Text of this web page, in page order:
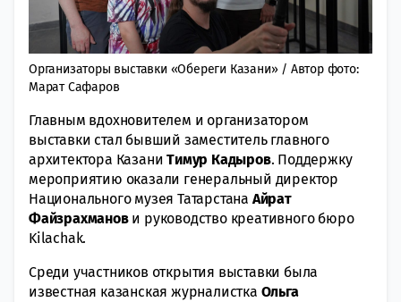
Организаторы выставки «Обереги Казани» / Автор фото:
Марат Сафаров
Главным вдохновителем и организатором
выставки стал бывший заместитель главного
архитектора КазаниТимур Кадыров. Поддержку
мероприятию оказали генеральный директор
Национального музея Татарстана Айрат
Файзрахманови руководство креативного бюро
Kilachak.
Среди участников открытия выставки была
известная казанская журналистка Ольга